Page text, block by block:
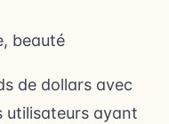
beauté
de dollars avec
utilisateurs ayant